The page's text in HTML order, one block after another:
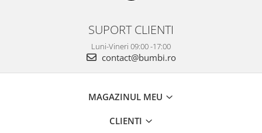
SUPORT CLIENTI
Luni-Vineri 09:00 -17:00
contact@bumbi.ro
MAGAZINUL MEU
CLIENTI